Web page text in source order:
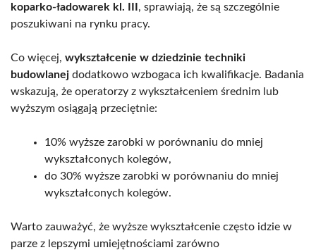
koparko-ładowarek kl. III , sprawiają, że są szczególnie
poszukiwani na rynku pracy.
Co więcej, wykształcenie w dziedzinie techniki
budowlanej dodatkowo wzbogaca ich kwalifikacje. Badania
wskazują, że operatorzy z wykształceniem średnim lub
wyższym osiągają przeciętnie:
10% wyższe zarobki w porównaniu do mniej
wykształconych kolegów,
do 30% wyższe zarobki w porównaniu do mniej
wykształconych kolegów.
Warto zauważyć, że wyższe wykształcenie często idzie w
parze z lepszymi umiejętnościami zarówno